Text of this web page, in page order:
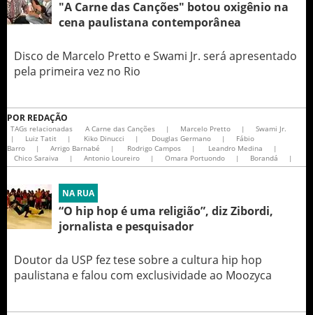
"A Carne das Canções" botou oxigênio na
cena paulistana contemporânea
Disco de Marcelo Pretto e Swami Jr. será apresentado
pela primeira vez no Rio
POR REDAÇÃO
TAGs relacionadas A Carne das Canções | Marcelo Pretto |
Swami Jr.
|
Luiz Tatit | Kiko Dinucci | Douglas Germano |
Fábio
Barro
| Arrigo Barnabé | Rodrigo Campos | Leandro Medina
|
Chico Saraiva
| Antonio Loureiro | Omara Portuondo | Borandá |
NA RUA
“O hip hop é uma religião”, diz Zibordi,
jornalista e pesquisador
Doutor da USP fez tese sobre a cultura hip hop
paulistana e falou com exclusividade ao Moozyca